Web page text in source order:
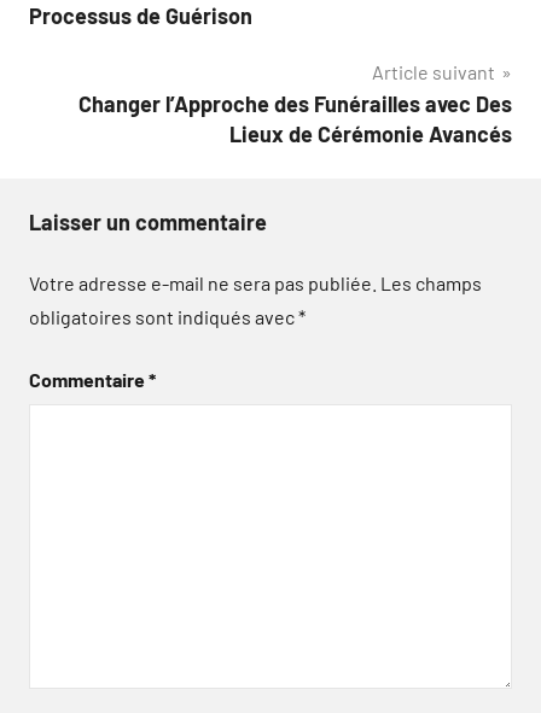
l’article
Processus de Guérison
Article suivant
Changer l’Approche des Funérailles avec Des
Lieux de Cérémonie Avancés
Laisser un commentaire
Votre adresse e-mail ne sera pas publiée. Les champs
obligatoires sont indiqués avec*
Commentaire*